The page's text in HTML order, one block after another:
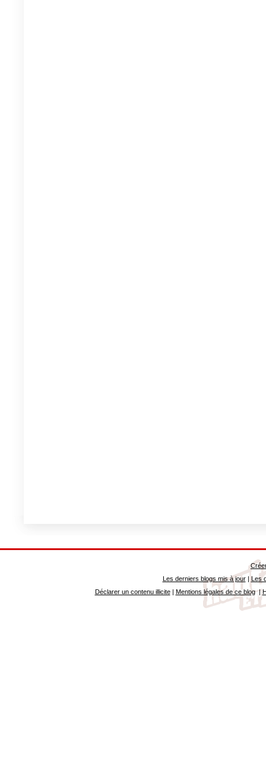
Les derniers blogs mis à jour| Les
Déclarer un contenu illicite| Mentions légales de ce blog|